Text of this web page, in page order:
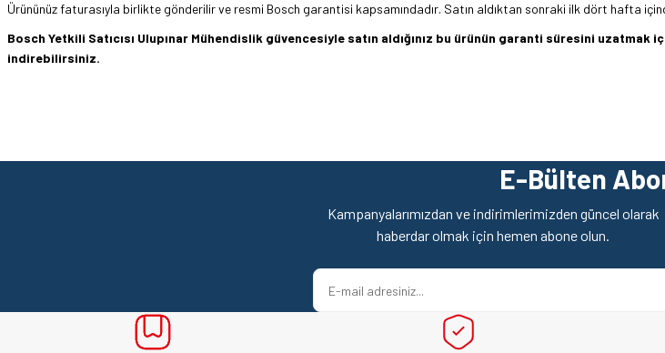
Ürününüz faturasıyla birlikte gönderilir ve resmi Bosch garantisi kapsamındadır. Satın aldıktan sonraki ilk dört hafta
Bosch Yetkili Satıcısı Ulupınar Mühendislik güvencesiyle satın aldığınız bu ürünün garanti süresini
indirebilirsiniz.
Yorum Yaz
Soru Sor
E-Bülten
Kampanyalarımızdan ve indirimlerimizden güncel olarak
haberdar olmak için hemen abone olun.